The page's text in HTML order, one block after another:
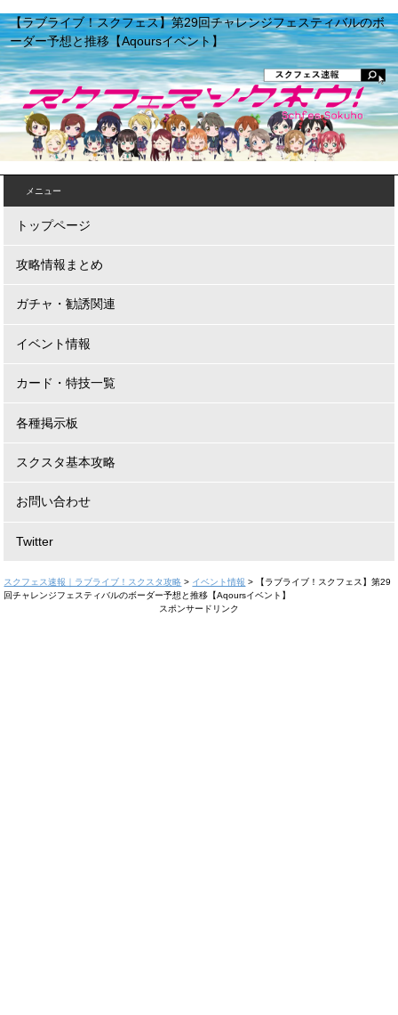
【ラブライブ！スクフェス】第29回チャレンジフェスティバルのボ
ーダー予想と推移【Aqoursイベント】
メニュー
トップページ
攻略情報まとめ
ガチャ・勧誘関連
イベント情報
カード・特技一覧
各種掲示板
スクスタ基本攻略
お問い合わせ
Twitter
スクフェス速報｜ラブライブ！スクスタ攻略 > イベント情報 >
【ラブライブ！スクフェス】第29
回チャレンジフェスティバルのボーダー予想と推移【Aqoursイベント】
スポンサードリンク